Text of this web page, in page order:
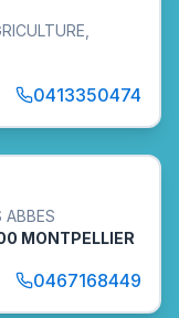
0413350474
ABBES
MONTPELLIER
0467168449